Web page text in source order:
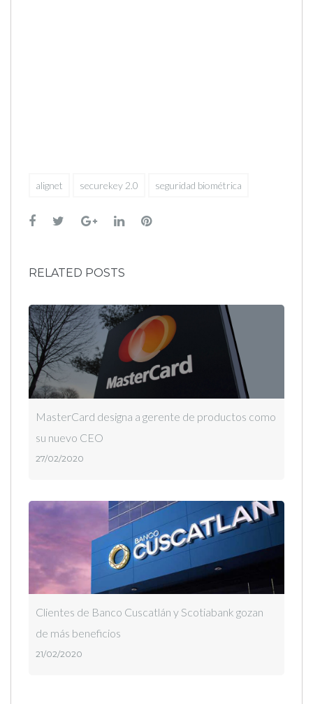
alignet securekey 2.0 seguridad biométrica
Facebook
TwitterGoogle+
LinkedInPinterest
RELATED POSTS
MasterCard designa a gerente de productos como
su nuevo CEO
27/02/2020
Clientes de Banco Cuscatlán y Scotiabank gozan
de más beneficios
21/02/2020